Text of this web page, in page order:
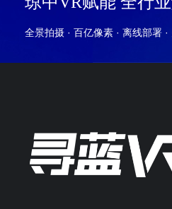
全景拍摄 · 百亿像素 · 离线部署